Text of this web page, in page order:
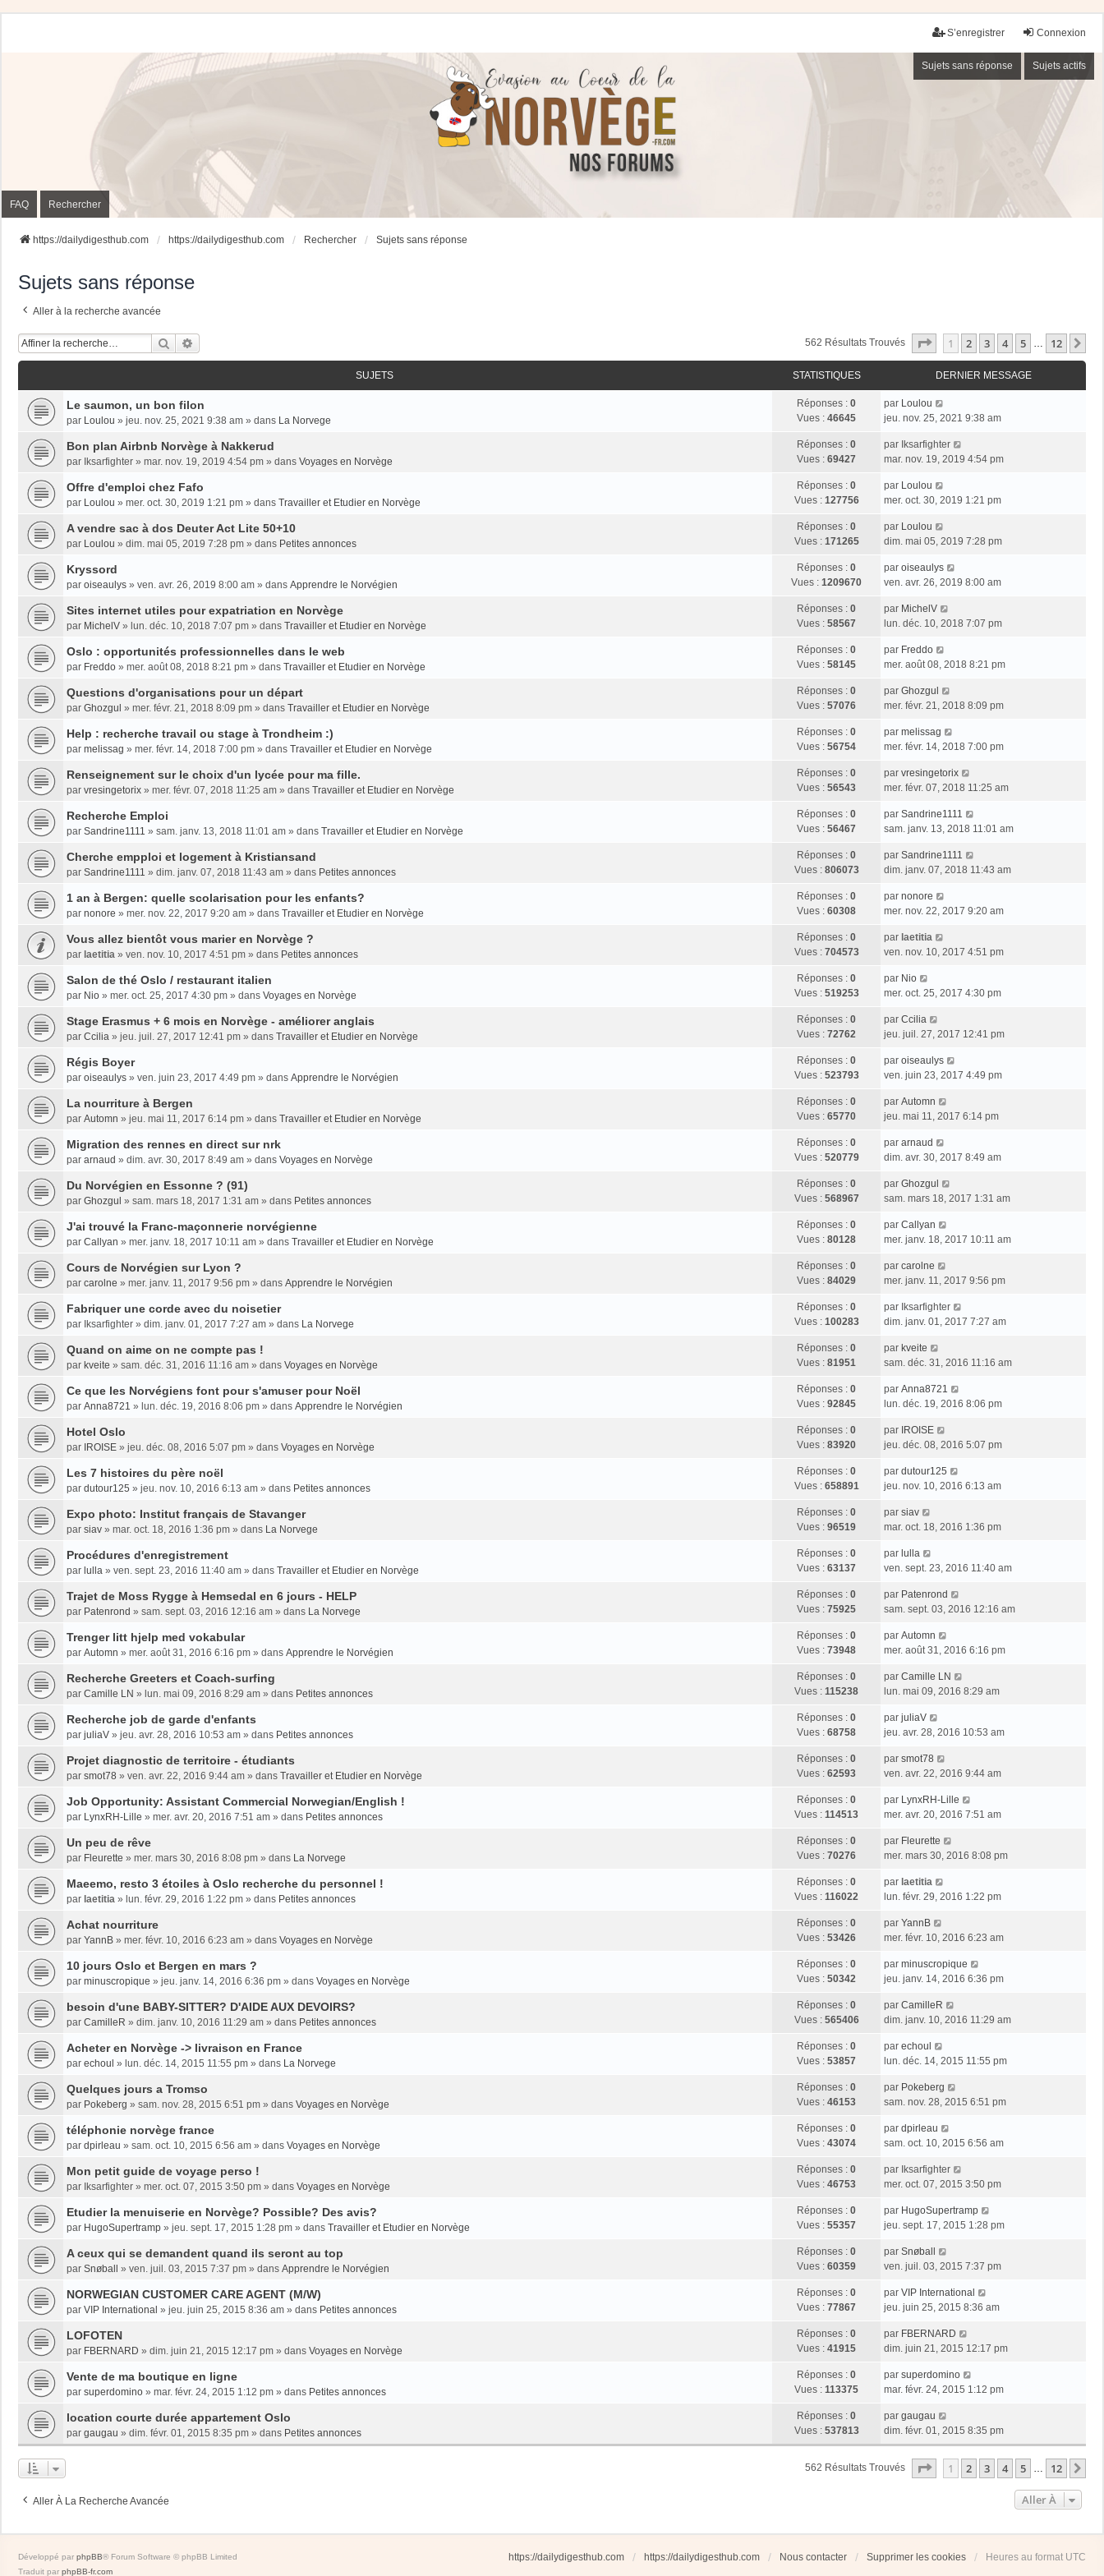
Connexion
S’enregistrer
Sujets sans réponse Sujets actifs
FAQ Rechercher
https://dailydigesthub.com https://dailydigesthub.com Rechercher Sujets sans réponse
Sujets sans réponse
Aller à la recherche avancée
Rechercher 562 Résultats Trouvés Page Sur12
1 2 3 4 5 … 12
SUJETS STATISTIQUES DERNIER MESSAGE
Le saumon, un bon filon
par Loulou » jeu. nov. 25, 2021 9:38 am » dans La Norvege
Réponses : 0
Vues : 46645
par Loulou
jeu. nov. 25, 2021 9:38 am
Bon plan Airbnb Norvège à Nakkerud
par Iksarfighter » mar. nov. 19, 2019 4:54 pm » dans Voyages en Norvège
Réponses : 0
Vues : 69427
par Iksarfighter
mar. nov. 19, 2019 4:54 pm
Offre d'emploi chez Fafo
par Loulou » mer. oct. 30, 2019 1:21 pm » dans Travailler et Etudier en Norvège
Réponses : 0
Vues : 127756
par Loulou
mer. oct. 30, 2019 1:21 pm
A vendre sac à dos Deuter Act Lite 50+10
par Loulou » dim. mai 05, 2019 7:28 pm » dans Petites annonces
Réponses : 0
Vues : 171265
par Loulou
dim. mai 05, 2019 7:28 pm
Kryssord
par oiseaulys » ven. avr. 26, 2019 8:00 am » dans Apprendre le Norvégien
Réponses : 0
Vues : 1209670
par oiseaulys
ven. avr. 26, 2019 8:00 am
Sites internet utiles pour expatriation en Norvège
par MichelV » lun. déc. 10, 2018 7:07 pm » dans Travailler et Etudier en Norvège
Réponses : 0
Vues : 58567
par MichelV
lun. déc. 10, 2018 7:07 pm
Oslo : opportunités professionnelles dans le web
par Freddo » mer. août 08, 2018 8:21 pm » dans Travailler et Etudier en Norvège
Réponses : 0
Vues : 58145
par Freddo
mer. août 08, 2018 8:21 pm
Questions d'organisations pour un départ
par Ghozgul » mer. févr. 21, 2018 8:09 pm » dans Travailler et Etudier en Norvège
Réponses : 0
Vues : 57076
par Ghozgul
mer. févr. 21, 2018 8:09 pm
Help : recherche travail ou stage à Trondheim :)
par melissag » mer. févr. 14, 2018 7:00 pm » dans Travailler et Etudier en Norvège
Réponses : 0
Vues : 56754
par melissag
mer. févr. 14, 2018 7:00 pm
Renseignement sur le choix d'un lycée pour ma fille.
par vresingetorix » mer. févr. 07, 2018 11:25 am » dans Travailler et Etudier en Norvège
Réponses : 0
Vues : 56543
par vresingetorix
mer. févr. 07, 2018 11:25 am
Recherche Emploi
par Sandrine1111 » sam. janv. 13, 2018 11:01 am » dans Travailler et Etudier en Norvège
Réponses : 0
Vues : 56467
par Sandrine1111
sam. janv. 13, 2018 11:01 am
Cherche empploi et logement à Kristiansand
par Sandrine1111 » dim. janv. 07, 2018 11:43 am » dans Petites annonces
Réponses : 0
Vues : 806073
par Sandrine1111
dim. janv. 07, 2018 11:43 am
1 an à Bergen: quelle scolarisation pour les enfants?
par nonore » mer. nov. 22, 2017 9:20 am » dans Travailler et Etudier en Norvège
Réponses : 0
Vues : 60308
par nonore
mer. nov. 22, 2017 9:20 am
Vous allez bientôt vous marier en Norvège ?
par laetitia » ven. nov. 10, 2017 4:51 pm » dans Petites annonces
Réponses : 0
Vues : 704573
par laetitia
ven. nov. 10, 2017 4:51 pm
Salon de thé Oslo / restaurant italien
par Nio » mer. oct. 25, 2017 4:30 pm » dans Voyages en Norvège
Réponses : 0
Vues : 519253
par Nio
mer. oct. 25, 2017 4:30 pm
Stage Erasmus + 6 mois en Norvège - améliorer anglais
par Ccilia » jeu. juil. 27, 2017 12:41 pm » dans Travailler et Etudier en Norvège
Réponses : 0
Vues : 72762
par Ccilia
jeu. juil. 27, 2017 12:41 pm
Régis Boyer
par oiseaulys » ven. juin 23, 2017 4:49 pm » dans Apprendre le Norvégien
Réponses : 0
Vues : 523793
par oiseaulys
ven. juin 23, 2017 4:49 pm
La nourriture à Bergen
par Automn » jeu. mai 11, 2017 6:14 pm » dans Travailler et Etudier en Norvège
Réponses : 0
Vues : 65770
par Automn
jeu. mai 11, 2017 6:14 pm
Migration des rennes en direct sur nrk
par arnaud » dim. avr. 30, 2017 8:49 am » dans Voyages en Norvège
Réponses : 0
Vues : 520779
par arnaud
dim. avr. 30, 2017 8:49 am
Du Norvégien en Essonne ? (91)
par Ghozgul » sam. mars 18, 2017 1:31 am » dans Petites annonces
Réponses : 0
Vues : 568967
par Ghozgul
sam. mars 18, 2017 1:31 am
J'ai trouvé la Franc-maçonnerie norvégienne
par Callyan » mer. janv. 18, 2017 10:11 am » dans Travailler et Etudier en Norvège
Réponses : 0
Vues : 80128
par Callyan
mer. janv. 18, 2017 10:11 am
Cours de Norvégien sur Lyon ?
par carolne » mer. janv. 11, 2017 9:56 pm » dans Apprendre le Norvégien
Réponses : 0
Vues : 84029
par carolne
mer. janv. 11, 2017 9:56 pm
Fabriquer une corde avec du noisetier
par Iksarfighter » dim. janv. 01, 2017 7:27 am » dans La Norvege
Réponses : 0
Vues : 100283
par Iksarfighter
dim. janv. 01, 2017 7:27 am
Quand on aime on ne compte pas !
par kveite » sam. déc. 31, 2016 11:16 am » dans Voyages en Norvège
Réponses : 0
Vues : 81951
par kveite
sam. déc. 31, 2016 11:16 am
Ce que les Norvégiens font pour s'amuser pour Noël
par Anna8721 » lun. déc. 19, 2016 8:06 pm » dans Apprendre le Norvégien
Réponses : 0
Vues : 92845
par Anna8721
lun. déc. 19, 2016 8:06 pm
Hotel Oslo
par IROISE » jeu. déc. 08, 2016 5:07 pm » dans Voyages en Norvège
Réponses : 0
Vues : 83920
par IROISE
jeu. déc. 08, 2016 5:07 pm
Les 7 histoires du père noël
par dutour125 » jeu. nov. 10, 2016 6:13 am » dans Petites annonces
Réponses : 0
Vues : 658891
par dutour125
jeu. nov. 10, 2016 6:13 am
Expo photo: Institut français de Stavanger
par siav » mar. oct. 18, 2016 1:36 pm » dans La Norvege
Réponses : 0
Vues : 96519
par siav
mar. oct. 18, 2016 1:36 pm
Procédures d'enregistrement
par lulla » ven. sept. 23, 2016 11:40 am » dans Travailler et Etudier en Norvège
Réponses : 0
Vues : 63137
par lulla
ven. sept. 23, 2016 11:40 am
Trajet de Moss Rygge à Hemsedal en 6 jours - HELP
par Patenrond » sam. sept. 03, 2016 12:16 am » dans La Norvege
Réponses : 0
Vues : 75925
par Patenrond
sam. sept. 03, 2016 12:16 am
Trenger litt hjelp med vokabular
par Automn » mer. août 31, 2016 6:16 pm » dans Apprendre le Norvégien
Réponses : 0
Vues : 73948
par Automn
mer. août 31, 2016 6:16 pm
Recherche Greeters et Coach-surfing
par Camille LN » lun. mai 09, 2016 8:29 am » dans Petites annonces
Réponses : 0
Vues : 115238
par Camille LN
lun. mai 09, 2016 8:29 am
Recherche job de garde d'enfants
par juliaV » jeu. avr. 28, 2016 10:53 am » dans Petites annonces
Réponses : 0
Vues : 68758
par juliaV
jeu. avr. 28, 2016 10:53 am
Projet diagnostic de territoire - étudiants
par smot78 » ven. avr. 22, 2016 9:44 am » dans Travailler et Etudier en Norvège
Réponses : 0
Vues : 62593
par smot78
ven. avr. 22, 2016 9:44 am
Job Opportunity: Assistant Commercial Norwegian/English !
par LynxRH-Lille » mer. avr. 20, 2016 7:51 am » dans Petites annonces
Réponses : 0
Vues : 114513
par LynxRH-Lille
mer. avr. 20, 2016 7:51 am
Un peu de rêve
par Fleurette » mer. mars 30, 2016 8:08 pm » dans La Norvege
Réponses : 0
Vues : 70276
par Fleurette
mer. mars 30, 2016 8:08 pm
Maeemo, resto 3 étoiles à Oslo recherche du personnel !
par laetitia » lun. févr. 29, 2016 1:22 pm » dans Petites annonces
Réponses : 0
Vues : 116022
par laetitia
lun. févr. 29, 2016 1:22 pm
Achat nourriture
par YannB » mer. févr. 10, 2016 6:23 am » dans Voyages en Norvège
Réponses : 0
Vues : 53426
par YannB
mer. févr. 10, 2016 6:23 am
10 jours Oslo et Bergen en mars ?
par minuscropique » jeu. janv. 14, 2016 6:36 pm » dans Voyages en Norvège
Réponses : 0
Vues : 50342
par minuscropique
jeu. janv. 14, 2016 6:36 pm
besoin d'une BABY-SITTER? D'AIDE AUX DEVOIRS?
par CamilleR » dim. janv. 10, 2016 11:29 am » dans Petites annonces
Réponses : 0
Vues : 565406
par CamilleR
dim. janv. 10, 2016 11:29 am
Acheter en Norvège -> livraison en France
par echoul » lun. déc. 14, 2015 11:55 pm » dans La Norvege
Réponses : 0
Vues : 53857
par echoul
lun. déc. 14, 2015 11:55 pm
Quelques jours a Tromso
par Pokeberg » sam. nov. 28, 2015 6:51 pm » dans Voyages en Norvège
Réponses : 0
Vues : 46153
par Pokeberg
sam. nov. 28, 2015 6:51 pm
téléphonie norvège france
par dpirleau » sam. oct. 10, 2015 6:56 am » dans Voyages en Norvège
Réponses : 0
Vues : 43074
par dpirleau
sam. oct. 10, 2015 6:56 am
Mon petit guide de voyage perso !
par Iksarfighter » mer. oct. 07, 2015 3:50 pm » dans Voyages en Norvège
Réponses : 0
Vues : 46753
par Iksarfighter
mer. oct. 07, 2015 3:50 pm
Etudier la menuiserie en Norvège? Possible? Des avis?
par HugoSupertramp » jeu. sept. 17, 2015 1:28 pm » dans Travailler et Etudier en Norvège
Réponses : 0
Vues : 55357
par HugoSupertramp
jeu. sept. 17, 2015 1:28 pm
A ceux qui se demandent quand ils seront au top
par Snøball » ven. juil. 03, 2015 7:37 pm » dans Apprendre le Norvégien
Réponses : 0
Vues : 60359
par Snøball
ven. juil. 03, 2015 7:37 pm
NORWEGIAN CUSTOMER CARE AGENT (M/W)
par VIP International » jeu. juin 25, 2015 8:36 am » dans Petites annonces
Réponses : 0
Vues : 77867
par VIP International
jeu. juin 25, 2015 8:36 am
LOFOTEN
par FBERNARD » dim. juin 21, 2015 12:17 pm » dans Voyages en Norvège
Réponses : 0
Vues : 41915
par FBERNARD
dim. juin 21, 2015 12:17 pm
Vente de ma boutique en ligne
par superdomino » mar. févr. 24, 2015 1:12 pm » dans Petites annonces
Réponses : 0
Vues : 113375
par superdomino
mar. févr. 24, 2015 1:12 pm
location courte durée appartement Oslo
par gaugau » dim. févr. 01, 2015 8:35 pm » dans Petites annonces
Réponses : 0
Vues : 537813
par gaugau
dim. févr. 01, 2015 8:35 pm
562 Résultats Trouvés Page Sur12
1 2 3 4 5 … 12
Aller À La Recherche Avancée Aller À
https://dailydigesthub.com https://dailydigesthub.com Nous contacter Supprimer les cookies Heures au format UTC
Développé par phpBB® Forum Software © phpBB Limited
Traduit par phpBB-fr.com